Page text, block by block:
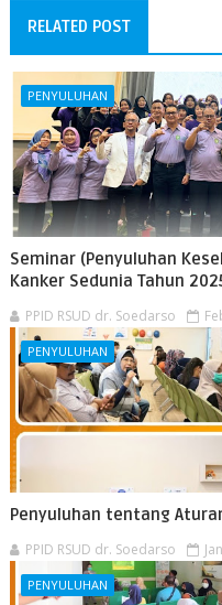
RELATED POST
PENYULUHAN
Seminar (Penyuluhan
Kanker Sedunia Tahun
PPID RSUD dr. Soedarso
PENYULUHAN
Penyuluhan tentang
PPID RSUD dr. Soedarso
PENYULUHAN